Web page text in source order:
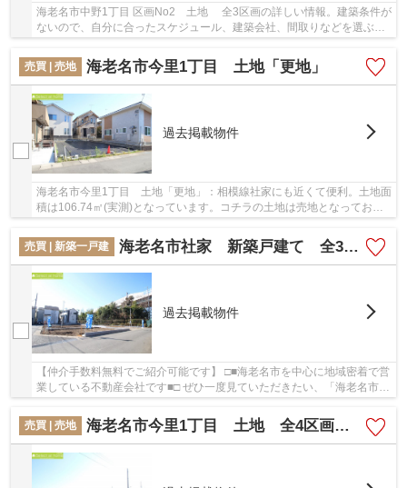
海老名市中野1丁目 区画No2 土地 全3区画の詳しい情報。建築条件が
ないので、自分に合ったスケジュール、建築会社、間取りなどを選ぶこ
売買 | 売地
海老名市今里1丁目 土地「更地」
過去掲載物件
海老名市今里1丁目 土地「更地」：相模線社家にも近くて便利。土地面
積は106.74㎡(実測)となっています。コチラの土地は売地となってお
り、土地購入予定の方にお勧めです。傾斜地より...
売買 | 新築一戸建
海老名市社家 新築戸建て 全3棟【仲介手数料無料】
過去掲載物件
【仲介手数料無料でご紹介可能です】 □■海老名市を中心に地域密着で営
業している不動産会社です■□ ぜひ一度見ていただきたい、「海老名市社
家 新築戸建て 全3棟【仲介手数料無料】」...
売買 | 売地
海老名市今里1丁目 土地 全4区画【仲介手数料無料】